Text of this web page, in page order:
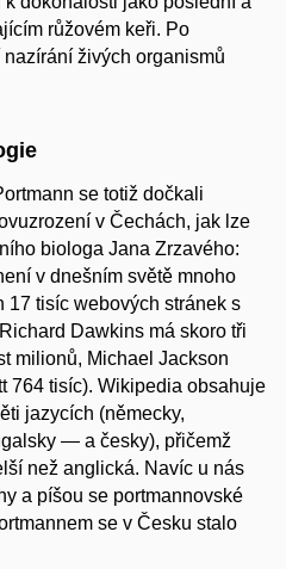
růžovém keři. Po
živých organismů
se totiž dočkali
v Čechách, jak lze
biologa Jana Zrzavého:
v dnešním světě mnoho
17 tisíc webových stránek s
Dawkins má skoro tři
milionů, Michael Jackson
764 tisíc). Wikipedia obsahuje
jazycích (německy,
— a česky), přičemž
než anglická. Navíc u nás
a píšou se portmannovské
se v Česku stalo